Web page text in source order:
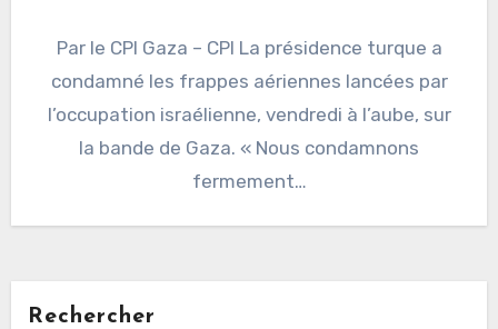
Par le CPI Gaza – CPI La présidence turque a
condamné les frappes aériennes lancées par
l’occupation israélienne, vendredi à l’aube, sur
la bande de Gaza. « Nous condamnons
fermement…
Rechercher